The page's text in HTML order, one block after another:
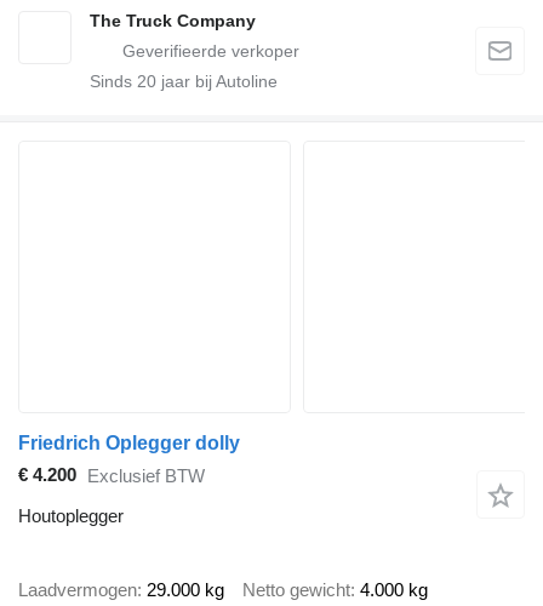
The Truck Company
Sinds 20 jaar bij Autoline
Friedrich Oplegger dolly
€ 4.200 Exclusief BTW
Houtoplegger
Laadvermogen 29.000 kg Netto gewicht 4.000 kg